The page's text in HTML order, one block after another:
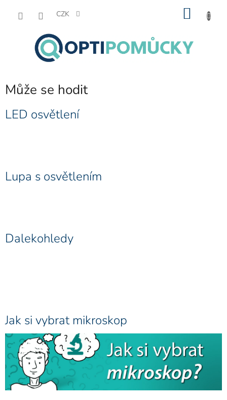
CZK
Může se hodit
V
ý
l
LED osvětlení
Lupa s osvětlením
Dalekohledy
Jak si vybrat mikroskop